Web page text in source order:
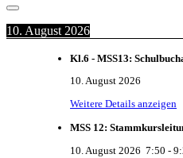
10. August 2026
Kl.6 - MSS13:
10. August 2026
Weitere Details anzeigen
MSS 12:
10. August 2026 7:50 -